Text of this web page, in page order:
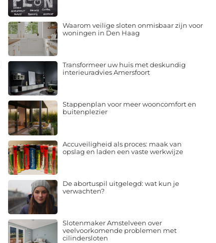
Waarom veilige sloten onmisbaar zijn voor
woningen in Den Haag
Transformeer uw huis met deskundig
interieuradvies Amersfoort
Stappenplan voor meer wooncomfort en
buitenplezier
Accuveiligheid als proces: maak van
opslag en laden een vaste werkwijze
De abortuspil uitgelegd: wat kun je
verwachten?
Slotenmaker Amstelveen over
veelvoorkomende problemen met
cilindersloten